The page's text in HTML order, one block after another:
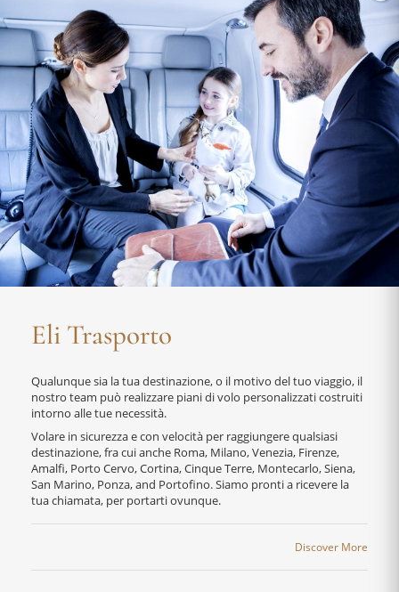
Eli Trasporto
Qualunque sia la tua destinazione, o il motivo del tuo viaggio, il
nostro team può realizzare piani di volo personalizzati costruiti
intorno alle tue necessità.
Volare in sicurezza e con velocità per raggiungere qualsiasi
destinazione, fra cui anche Roma, Milano, Venezia, Firenze,
Amalfi, Porto Cervo, Cortina, Cinque Terre, Montecarlo, Siena,
San Marino, Ponza, and Portofino. Siamo pronti a ricevere la
tua chiamata, per portarti ovunque.
Discover More